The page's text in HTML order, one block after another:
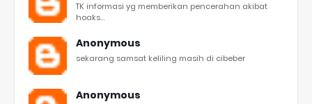
TK informasi yg memberikan pencerahan akibat
hoaks...
Anonymous
sekarang samsat keliling masih di cibeber
Anonymous